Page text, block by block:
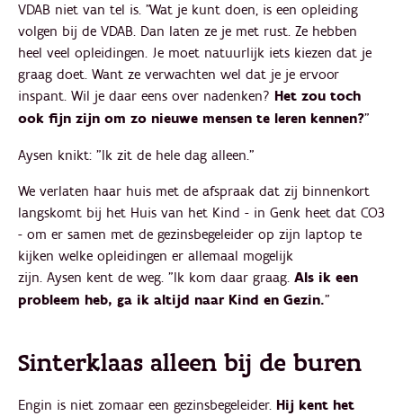
VDAB niet van tel is. "Wat je kunt doen, is een opleiding
volgen bij de VDAB. Dan ­laten ze je met rust. Ze hebben
heel veel opleidingen. Je moet natuurlijk iets kiezen dat je
graag doet. Want ze verwachten wel dat je je ervoor
inspant. Wil je daar eens over nadenken? Het zou toch
ook fijn zijn om zo nieuwe mensen te leren kennen?"
Aysen knikt: "Ik zit de hele dag alleen."
We verlaten haar huis met de afspraak dat zij binnenkort
langskomt bij het Huis van het Kind - in Genk heet dat CO3
- om er samen met de gezinsbegeleider op zijn laptop te
kijken welke opleidingen er allemaal mogelijk
zijn. Aysen kent de weg. "Ik kom daar graag. Als ik een
probleem heb, ga ik altijd naar Kind en Gezin."
Sinterklaas alleen bij de buren
Engin is niet zomaar een gezinsbegeleider. Hij kent het